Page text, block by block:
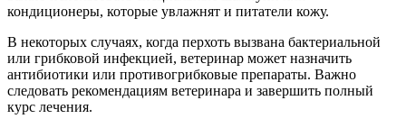
кондиционеры, которые увлажнят и питатели кожу.
В некоторых случаях, когда перхоть вызвана бактериальной
или грибковой инфекцией, ветеринар может назначить
антибиотики или противогрибковые препараты. Важно
следовать рекомендациям ветеринара и завершить полный
курс лечения.